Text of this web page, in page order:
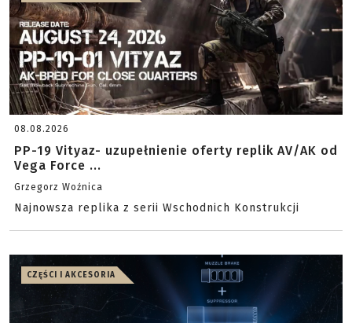
08.08.2026
PP-19 Vityaz- uzupełnienie oferty replik AV/AK od
Vega Force ...
Grzegorz Woźnica
Najnowsza replika z serii Wschodnich Konstrukcji
CZĘŚCI I AKCESORIA